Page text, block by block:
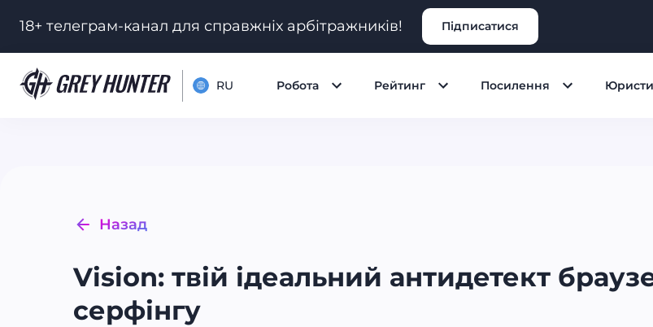
18+ телеграм-канал для справжніх арбітражників! Підписатися
RU Робота Рейтинг Посилення Юристи
Назад
Vision: твій ідеальний антидетект
серфінгу